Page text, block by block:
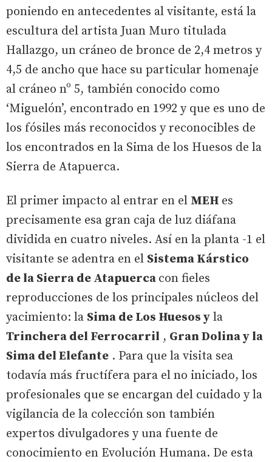
poniendo en antecedentes al visitante, está la
escultura del artista Juan Muro titulada
Hallazgo, un cráneo de bronce de 2,4 metros y
4,5 de ancho que hace su particular homenaje
al cráneo nº 5, también conocido como
‘Miguelón’, encontrado en 1992 y que es uno de
los fósiles más reconocidos y reconocibles de
los encontrados en la Sima de los Huesos de la
Sierra de Atapuerca.
El primer impacto al entrar en el MEH es
precisamente esa gran caja de luz diáfana
dividida en cuatro niveles. Así en la planta -1 el
visitante se adentra en el Sistema Kárstico
de la Sierra de Atapuerca con fieles
reproducciones de los principales núcleos del
yacimiento: la Sima de Los Huesos y la
Trinchera del Ferrocarril , Gran Dolina y la
Sima del Elefante . Para que la visita sea
todavía más fructífera para el no iniciado, los
profesionales que se encargan del cuidado y la
vigilancia de la colección son también
expertos divulgadores y una fuente de
conocimiento en Evolución Humana. De esta